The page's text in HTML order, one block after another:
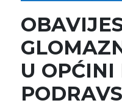
U OPĆINI